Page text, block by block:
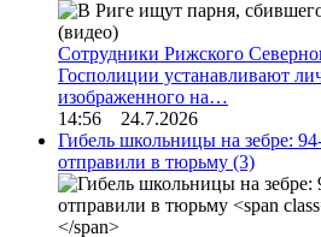
Сотрудники Рижского
Госполиции устанавливают
изображенного на…
14:56 24.7.2026
Гибель школьницы на зебре:
отправили в тюрьму (3)